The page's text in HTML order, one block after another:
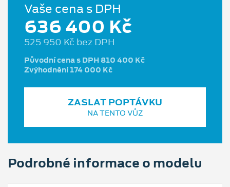
Vaše cena s DPH
636 400 Kč
525 950 Kč bez DPH
Původní cena s DPH 810 400 Kč
Zvýhodnění 174 000 Kč
ZASLAT POPTÁVKU
NA TENTO VŮZ
Podrobné informace o modelu